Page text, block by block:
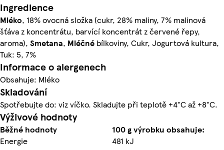
Ingredience
Mléko, 18% ovocná složka (cukr, 28% maliny, 7% malinová
šťáva z koncentrátu, barvící koncentrát z červené řepy,
aroma), Smetana, Mléčné bílkoviny, Cukr, Jogurtová kultura,
Tuk: 5, 7%
Informace o alergenech
Obsahuje: Mléko
Skladování
Spotřebujte do: viz víčko. Skladujte při teplotě +4°C až +8°C.
Výživové hodnoty
Běžné hodnoty
100 g výrobku obsahuje:
Energie
481 kJ